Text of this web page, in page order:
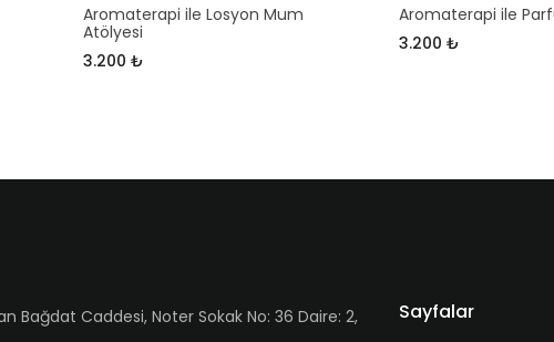
Aromaterapi ile Losyon Mum
Atölyesi
3.200 ₺
Aromaterapi ile
3.200 ₺
Bağdat Caddesi, Noter Sokak No: 36 Daire: 2,
Sayfalar